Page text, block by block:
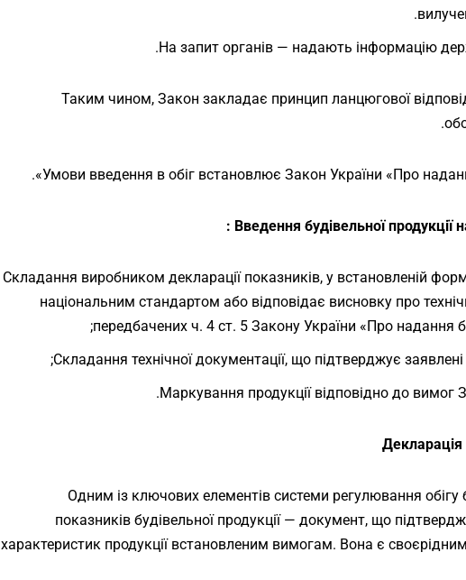
На запит органів — надають інформацію
Таким чином, Закон закладає принцип ланцюгової
Умови введення в обіг встановлює Закон України «Про
Введення будівельної продукції
Складання виробником декларації показників, у встановленій
національним стандартом або відповідає висновку про
передбачених ч. 4 ст. 5 Закону України «Про надання
Складання технічної документації, що підтверджує
Маркування продукції відповідно до вимог
Декларація
Одним із ключових елементів системи регулювання обігу
показників будівельної продукції — документ, що
характеристик продукції встановленим вимогам. Вона є